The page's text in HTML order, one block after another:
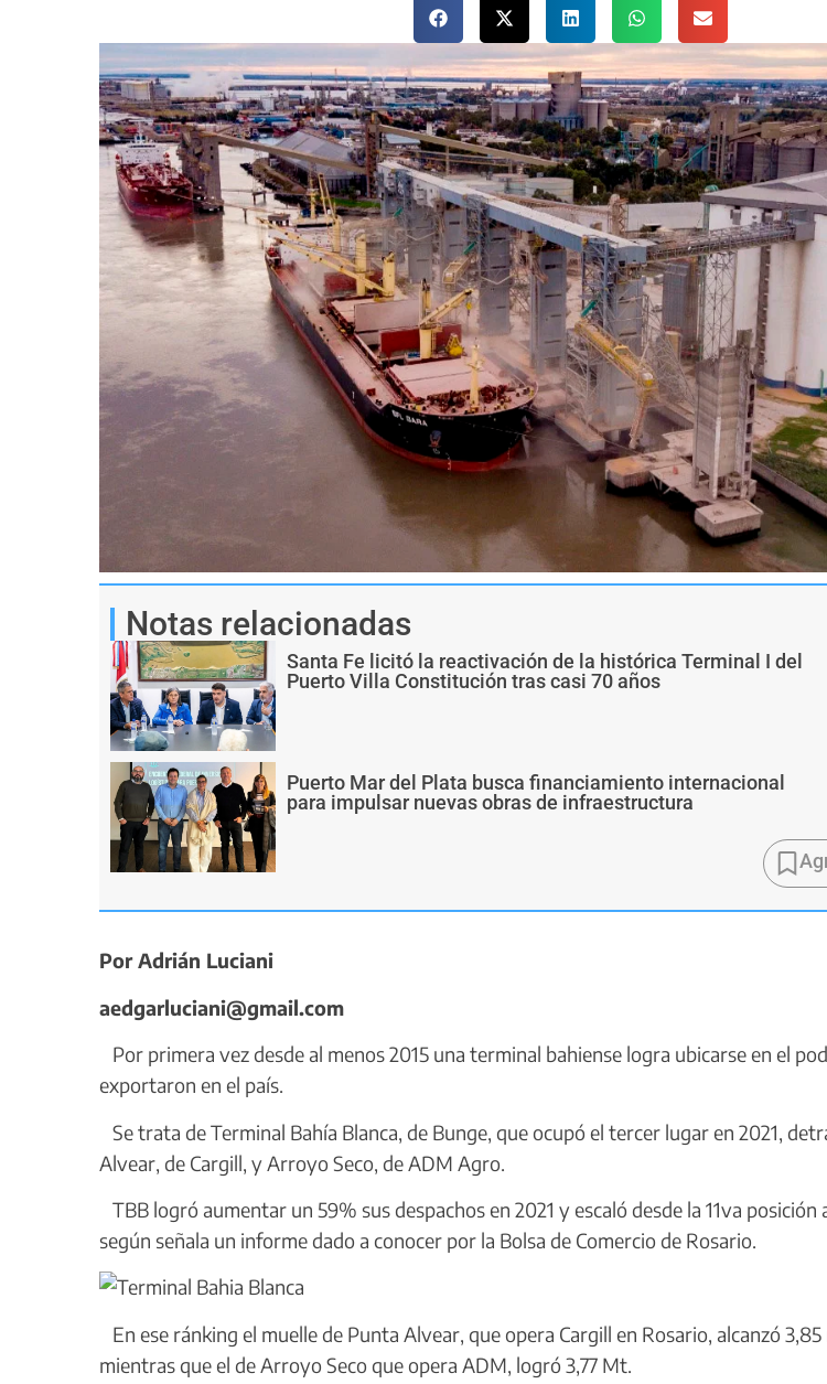
Notas relacionadas
Santa Fe licitó la reactivación de la histórica Terminal I del
Puerto Villa Constitución tras casi 70 años
Puerto Mar del Plata busca financiamiento internacional
para impulsar nuevas obras de infraestructura
Por Adrián Luciani
aedgarluciani@gmail.com
Por primera vez desde al menos 2015 una terminal bahiense logra ubicarse en el
exportaron en el país.
Se trata de Terminal Bahía Blanca, de Bunge, que ocupó el tercer lugar en 2021,
Alvear, de Cargill, y Arroyo Seco, de ADM Agro.
TBB logró aumentar un 59% sus despachos en 2021 y escaló desde la 11va
según señala un informe dado a conocer por la Bolsa de Comercio de Rosario.
En ese ránking el muelle de Punta Alvear, que opera Cargill en Rosario, alcanzó
mientras que el de Arroyo Seco que opera ADM, logró 3,77 Mt.